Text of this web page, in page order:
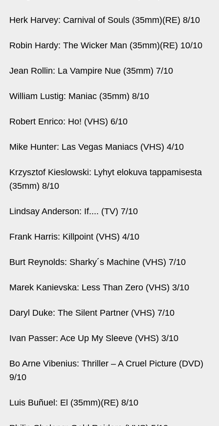
Herk Harvey: Carnival of Souls (35mm)(RE) 8/10
Robin Hardy: The Wicker Man (35mm)(RE) 10/10
Jean Rollin: La Vampire Nue (35mm) 7/10
William Lustig: Maniac (35mm) 8/10
Robert Enrico: Ho! (VHS) 6/10
Mike Hunter: Las Vegas Maniacs (VHS) 4/10
Krzysztof Kieslowski: Lyhyt elokuva tappamisesta
(35mm) 8/10
Lindsay Anderson: If.... (TV) 7/10
Frank Harris: Killpoint (VHS) 4/10
Burt Reynolds: Sharky´s Machine (VHS) 7/10
Marek Kanievska: Less Than Zero (VHS) 3/10
Daryl Duke: The Silent Partner (VHS) 7/10
Ivan Passer: Ace Up My Sleeve (VHS) 3/10
Bo Arne Vibenius: Thriller – A Cruel Picture (DVD)
9/10
Luis Buñuel: El (35mm)(RE) 8/10